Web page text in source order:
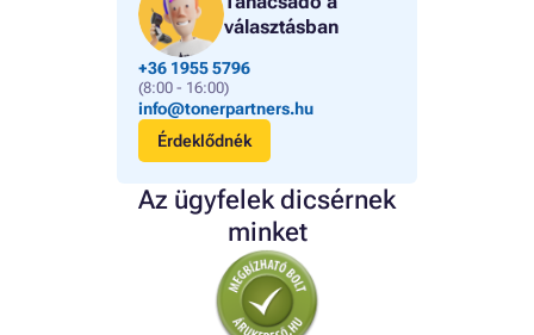
választásban
+36 1955 5796
(8:00 - 16:00)
info@tonerpartners.hu
Érdeklődnék
Az ügyfelek dicsérnek
minket